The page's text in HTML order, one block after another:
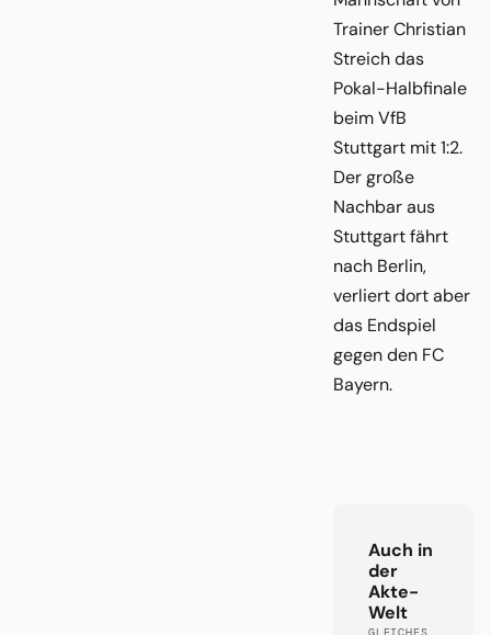
Trainer Christian
Streich das
Pokal-Halbfinale
beim VfB
Stuttgart mit 1:2.
Der große
Nachbar aus
Stuttgart fährt
nach Berlin,
verliert dort aber
das Endspiel
gegen den FC
Bayern.
Auch in
der
Akte-
Welt
GLEICHES